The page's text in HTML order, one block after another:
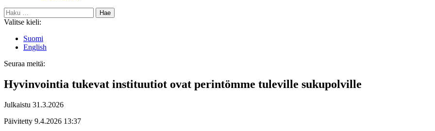
Haku:
Valitse kieli:
Suomi
English
Seuraa meitä:
Hyvinvointia tukevat instituutiot ovat perintömme tuleville sukupolville
Julkaistu 31.3.2026
Päivitetty 9.4.2026 13:37